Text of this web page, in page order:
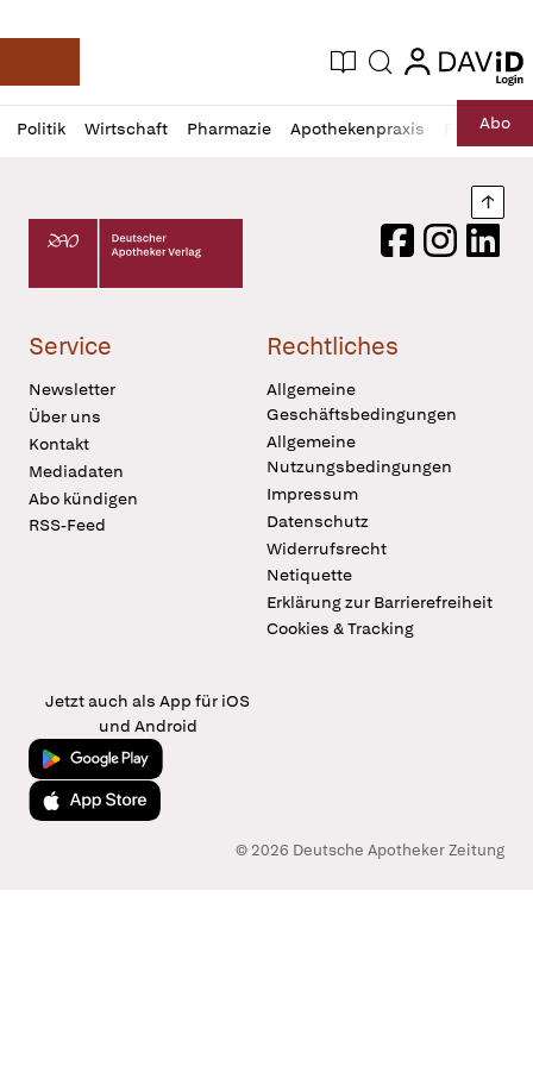
Deutsche Apotheker Zeitung
Aktuelle Ausgabe
Suche login
login
Politik Wirtschaft Pharmazie Apothekenpraxis RechtAbo
Profil
öffnen
Daz
Pur
Deutscher Apotheker Verlag Logo
FacebookInstagram
Service
Newsletter
Über uns
Kontakt
Mediadaten
Abo kündigen
RSS-Feed
Rechtliches
Allgemeine
Geschäftsbedingungen
Allgemeine
Nutzungsbedingungen
Impressum
Datenschutz
Widerrufsrecht
Netiquette
Erklärung zur Barrierefreiheit
Cookies & Tracking
Jetzt auch als App für iOS
und Android
Jetzt bei Google Play
Laden im App Store
© 2026 Deutsche Apotheker Zeitung